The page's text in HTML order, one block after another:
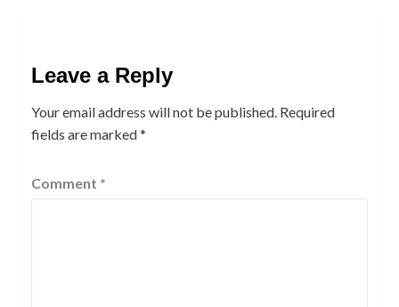
Leave a Reply
Your email address will not be published. Required
fields are marked*
Comment *